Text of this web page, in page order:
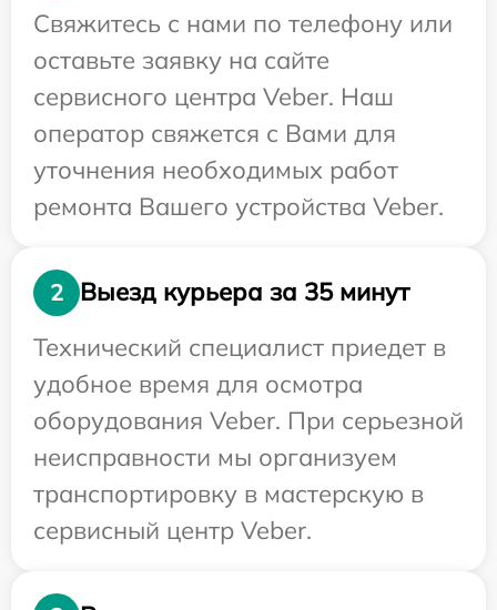
Свяжитесь с нами по телефону или
оставьте заявку на сайте
сервисного центра Veber. Наш
оператор свяжется с Вами для
уточнения необходимых работ
ремонта Вашего устройства Veber.
2
Выезд курьера за 35 минут
Технический специалист приедет в
удобное время для осмотра
оборудования Veber. При серьезной
неисправности мы организуем
транспортировку в мастерскую в
сервисный центр Veber.